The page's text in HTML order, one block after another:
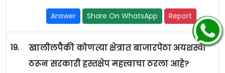
Answer Share On WhatsApp Report
19.
खालीलपैकी कोणत्या क्षेत्रात बाजारपेठा अयशस्वी
ठरून सरकारी हस्तक्षेप महत्त्वाचा ठरला आहे?